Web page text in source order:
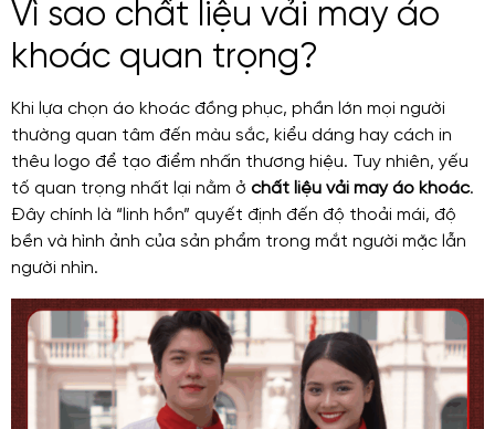
Vì sao chất liệu vải may áo
khoác quan trọng?
Khi lựa chọn áo khoác đồng phục, phần lớn mọi người
thường quan tâm đến màu sắc, kiểu dáng hay cách in
thêu logo để tạo điểm nhấn thương hiệu. Tuy nhiên, yếu
tố quan trọng nhất lại nằm ở chất liệu vải may áo khoác.
Đây chính là “linh hồn” quyết định đến độ thoải mái, độ
bền và hình ảnh của sản phẩm trong mắt người mặc lẫn
người nhìn.